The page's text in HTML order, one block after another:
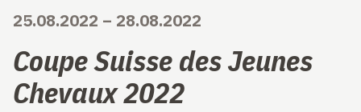
25.08.2022 – 28.08.2022
Coupe Suisse des Jeunes
Chevaux 2022